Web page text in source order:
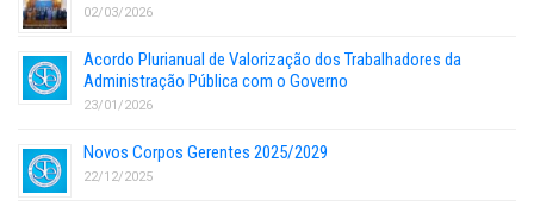
02/03/2026
Acordo Plurianual de Valorização dos Trabalhadores da
Administração Pública com o Governo
23/01/2026
Novos Corpos Gerentes 2025/2029
22/12/2025